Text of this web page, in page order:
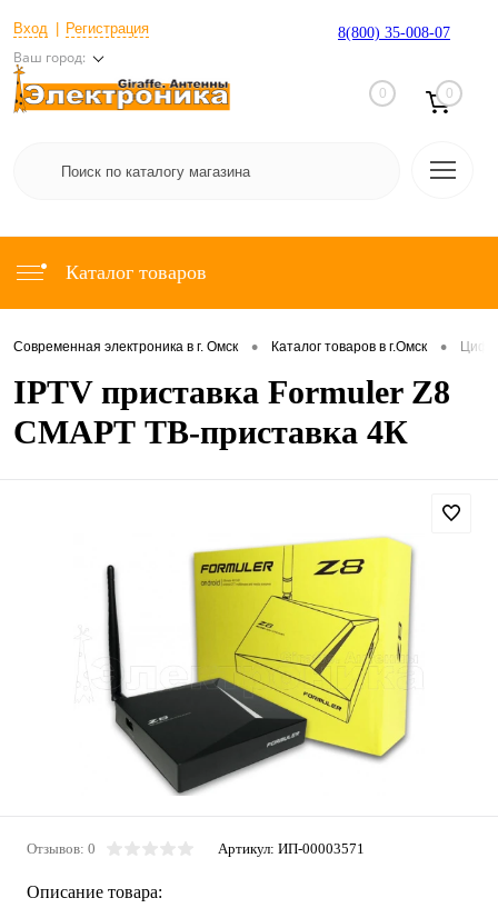
Вход Регистрация
Ваш город:
8(800) 35-008-07
0 0
Каталог товаров
Современная электроника в г. Омск • Каталог товаров в г.Омск •
IPTV приставка Formuler Z8
СМАРТ ТВ-приставка 4К
Отзывов: 0 Артикул: ИП-00003571
Описание товара: